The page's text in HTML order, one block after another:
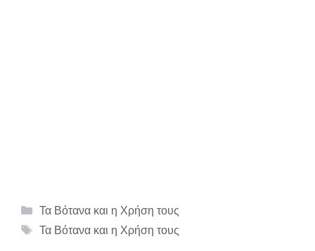
Κατηγορίες
Τα Βότανα και η Χρήση τους
Ετικέτες
Τα Βότανα και η Χρήση τους